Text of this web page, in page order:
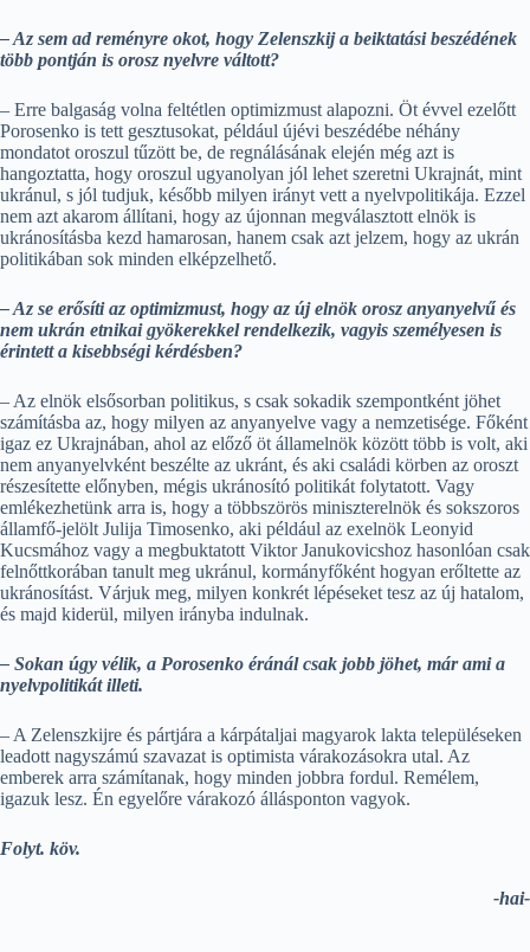
– Az sem ad reményre okot, hogy Zelenszkij a beiktatási beszédének
több pontján is orosz nyelvre váltott?
– Erre balgaság volna feltétlen optimizmust alapozni. Öt évvel ezelőtt
Porosenko is tett gesztusokat, például újévi beszédébe néhány
mondatot oroszul tűzött be, de regnálásának elején még azt is
hangoztatta, hogy oroszul ugyanolyan jól lehet szeretni Ukrajnát, mint
ukránul, s jól tudjuk, később milyen irányt vett a nyelvpolitikája. Ezzel
nem azt akarom állítani, hogy az újonnan megválasztott elnök is
ukránosításba kezd hamarosan, hanem csak azt jelzem, hogy az ukrán
politikában sok minden elképzelhető.
– Az se erősíti az optimizmust, hogy az új elnök orosz anyanyelvű és
nem ukrán etnikai gyökerekkel rendelkezik, vagyis személyesen is
érintett a kisebbségi kérdésben?
– Az elnök elsősorban politikus, s csak sokadik szempontként jöhet
számításba az, hogy milyen az anyanyelve vagy a nemzetisége. Főként
igaz ez Ukrajnában, ahol az előző öt államelnök között több is volt, aki
nem anyanyelvként beszélte az ukránt, és aki családi körben az oroszt
részesítette előnyben, mégis ukránosító politikát folytatott. Vagy
emlékezhetünk arra is, hogy a többszörös miniszterelnök és sokszoros
államfő-jelölt Julija Timosenko, aki például az exelnök Leonyid
Kucsmához vagy a megbuktatott Viktor Janukovicshoz hasonlóan csak
felnőttkorában tanult meg ukránul, kormányfőként hogyan erőltette az
ukránosítást. Várjuk meg, milyen konkrét lépéseket tesz az új hatalom,
és majd kiderül, milyen irányba indulnak.
– Sokan úgy vélik, a Porosenko éránál csak jobb jöhet, már ami a
nyelvpolitikát illeti.
– A Zelenszkijre és pártjára a kárpátaljai magyarok lakta településeken
leadott nagyszámú szavazat is optimista várakozásokra utal. Az
emberek arra számítanak, hogy minden jobbra fordul. Remélem,
igazuk lesz. Én egyelőre várakozó állásponton vagyok.
Folyt. köv.
-hai-